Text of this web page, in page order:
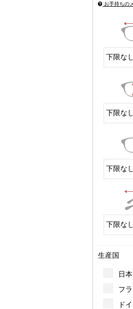
お手持ちの
生産国
日本
フ
ド